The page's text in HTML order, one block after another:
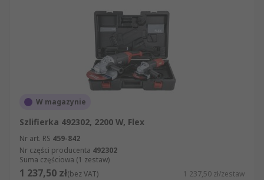
W magazynie
Szlifierka 492302, 2200 W, Flex
Nr art. RS 459-842
Nr części producenta 492302
Suma częściowa (1 zestaw)
1 237,50 zł(bez VAT) 1 237,50 zł/zestaw